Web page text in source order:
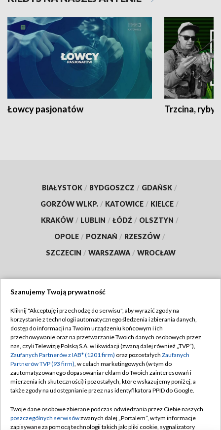
Łowcy pasjonatów Trzcina, ryby
BIAŁYSTOK / BYDGOSZCZ / GDAŃSK /
GORZÓW WLKP. / KATOWICE / KIELCE /
KRAKÓW / LUBLIN / ŁÓDŹ / OLSZTYN /
OPOLE / POZNAŃ / RZESZÓW /
SZCZECIN / WARSZAWA / WROCŁAW
TVP
Abonament TVP
Emisja w TVP
Centrum informacji TVP
Naziemna Telewizja Cyfrowa
Rada Programowa
Regulamin TVP
Polityka prywatności
Moje zgody
Pomoc
Kontakt
Szanujemy Twoją prywatność
Kliknij "Akceptuję i przechodzę do serwisu", aby wyrazić zgody na
korzystanie z technologii automatycznego śledzenia i zbierania danych,
dostęp do informacji na Twoim urządzeniu końcowym i ich
przechowywanie oraz na przetwarzanie Twoich danych osobowych przez
nas, czyli Telewizję Polską S.A. w likwidacji (zwaną dalej również „TVP”),
Zaufanych Partnerów z IAB* (1201 firm) oraz pozostałych Zaufanych
Partnerów TVP (93 firm), w celach marketingowych (w tym do
zautomatyzowanego dopasowania reklam do Twoich zainteresowań i
mierzenia ich skuteczności) i pozostałych, które wskazujemy poniżej, a
także zgody na udostępnianie przez nas identyfikatora PPID do Google.
Twoje dane osobowe zbierane podczas odwiedzania przez Ciebie naszych
poszczególnych serwisówzwanych dalej „Portalem”, w tym informacje
zapisywane za pomocą technologii takich jak: pliki cookie, sygnalizatory